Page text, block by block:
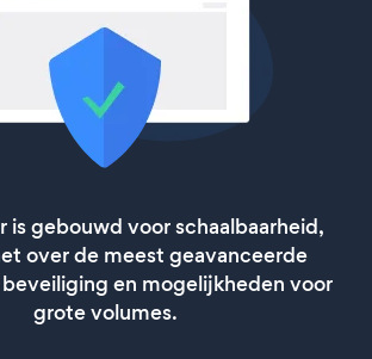
is gebouwd voor schaalbaarheid,
over de meest geavanceerde
en mogelijkheden voor
grote volumes.